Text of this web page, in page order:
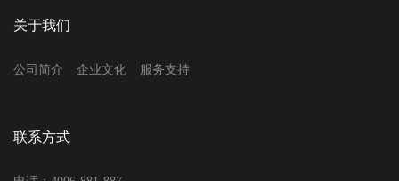
关于我们
公司简介 企业文化 服务支持
联系方式